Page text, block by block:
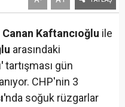
Canan Kaftancıoğlu ile
arasındaki
tartışması gün
CHP'nin 3
nda soğuk rüzgarlar